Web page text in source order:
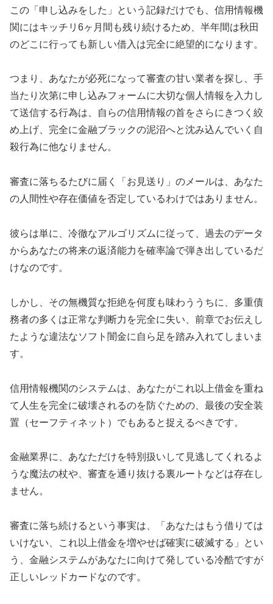
この「申し込みをした」という記録だけでも、信用情報機
関にはキッチリ6ヶ月間も残り続けるため、半年間は秋田
のどこに行っても新しい借入は完全に絶望的になります。
つまり、あなたが必死になって審査の甘い業者を探し、手
当たり次第に申し込みフォームに大切な個人情報を入力し
て送信する行為は、自らの信用情報の首をさらにきつく絞
め上げ、完全に金融ブラックの泥沼へと沈み込んでいく自
殺行為に他なりません。
審査に落ちるたびに届く「お見送り」のメールは、あなた
の人間性や存在価値を否定しているわけではありません。
彼らは単に、冷徹なアルゴリズムに従って、過去のデータ
からあなたの将来の返済能力を確率論で弾き出しているだ
けなのです。
しかし、その無機質な拒絶を何度も味わううちに、多重債
務者の多くは正常な判断力を完全に失い、前章でお伝えし
たような違法なソフト闇金に自ら足を踏み入れてしまいま
す。
信用情報機関のシステムは、あなたがこれ以上借金を重ね
て人生を完全に破壊されるのを防ぐための、最後の安全装
置（セーフティネット）でもあると捉えるべきです。
金融業界に、あなただけを特別扱いして見逃してくれるよ
うな魔法の杖や、審査を通り抜ける裏ルートなどは存在し
ません。
審査に落ち続けるという事実は、「あなたはもう借りては
いけない、これ以上借金を増やせば確実に破滅する」とい
う、金融システムがあなたに向けて発している冷酷ですが
正しいレッドカードなのです。